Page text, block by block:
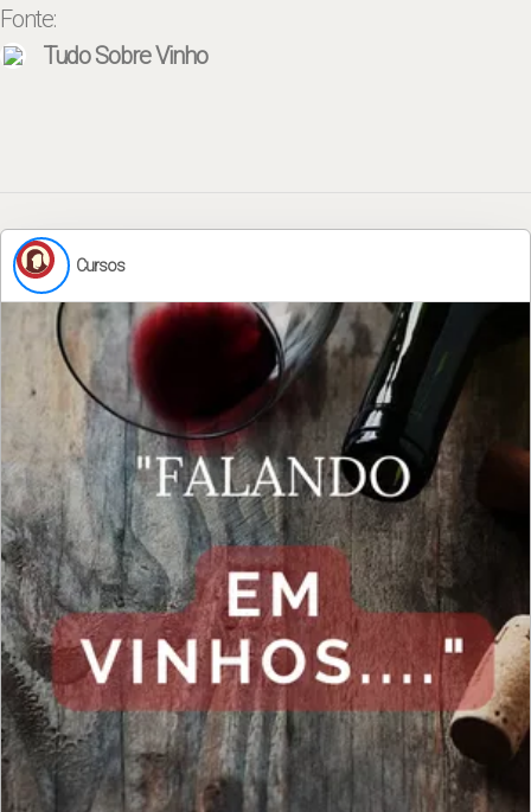
Fonte:
Tudo Sobre Vinho
Cursos